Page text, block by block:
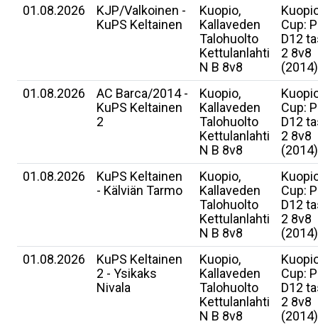
01.08.2026
KJP/Valkoinen -
KuPS Keltainen
Kuopio,
Kallaveden
Talohuolto
Kettulanlahti
N B 8v8
Cup:
D12
2 8v8
(2014)
01.08.2026
AC Barca/2014 -
KuPS Keltainen
2
Kuopio,
Kallaveden
Talohuolto
Kettulanlahti
N B 8v8
Cup:
D12
2 8v8
(2014)
01.08.2026
KuPS Keltainen
- Kälviän Tarmo
Kuopio,
Kallaveden
Talohuolto
Kettulanlahti
N B 8v8
Cup:
D12
2 8v8
(2014)
01.08.2026
KuPS Keltainen
2 - Ysikaks
Nivala
Kuopio,
Kallaveden
Talohuolto
Kettulanlahti
N B 8v8
Cup:
D12
2 8v8
(2014)